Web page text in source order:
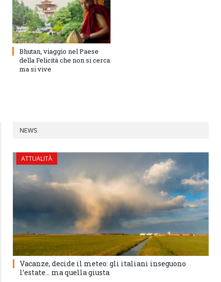
Bhutan, viaggio nel Paese
della Felicità che non si cerca
ma si vive
NEWS
ATTUALITÀ
Vacanze, decide il meteo: gli italiani inseguono
l’estate… ma quella giusta